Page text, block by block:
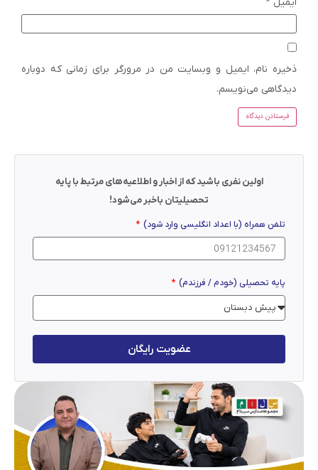
ایمیل *
ذخیره نام، ایمیل و وبسایت من در مرورگر برای زمانی که دوباره
دیدگاهی می‌نویسم.
اولین نفری باشید که از اخبار و اطلاعیه‌های مرتبط با پایه
تحصیلیتان باخبر می‌شود!
تلفن همراه (با اعداد انگلیسی وارد شود)
پایه تحصیلی (خودم / فرزندم)
عضویت رایگان